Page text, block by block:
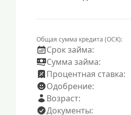
Общая сумма кредита (ОСК):
Срок займа:
Сумма займа:
Процентная ставка:
Одобрение:
Возраст:
Документы: